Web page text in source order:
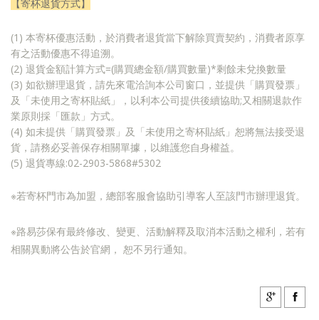
【寄杯退貨方式】
(1) 本寄杯優惠活動，於消費者退貨當下解除買賣契約，消費者原享
有之活動優惠不得追溯。
(2) 退貨金額計算方式=(購買總金額/購買數量)*剩餘未兌換數量
(3) 如欲辦理退貨，請先來電洽詢本公司窗口，並提供「購買發票」
及「未使用之寄杯貼紙」，以利本公司提供後續協助;又相關退款作
業原則採「匯款」方式。
(4) 如未提供「購買發票」及「未使用之寄杯貼紙」恕將無法接受退
貨，請務必妥善保存相關單據，以維護您自身權益。
(5) 退貨專線:02-2903-5868#5302
※若寄杯門市為加盟，總部客服會協助引導客人至該門市辦理退貨。
※路易莎保有最終修改、變更、活動解釋及取消本活動之權利，若有
相關異動將公告於官網， 恕不另行通知。